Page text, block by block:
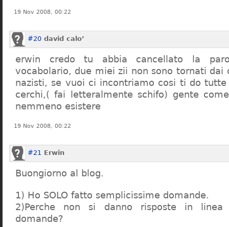
19 Nov 2008, 00:22
#20 david calo’
erwin credo tu abbia cancellato la
vocabolario, due miei zii non sono tornati dai
nazisti, se vuoi ci incontriamo cosi ti do tutte
cerchi,( fai letteralmente schifo) gente
nemmeno esistere
19 Nov 2008, 00:22
#21 Erwin
Buongiorno al blog.
1) Ho SOLO fatto semplicissime domande.
2)Perche non si danno risposte in
domande?